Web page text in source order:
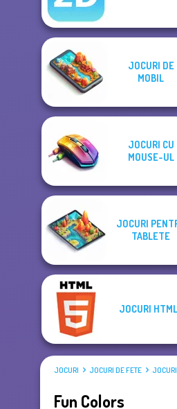
JOCURI DE
MOBIL
JOCURI CU
MOUSE-UL
JOCURI
TABLETE
JOCURI
JOCURI JOCURI DE FETE
Fun Colors